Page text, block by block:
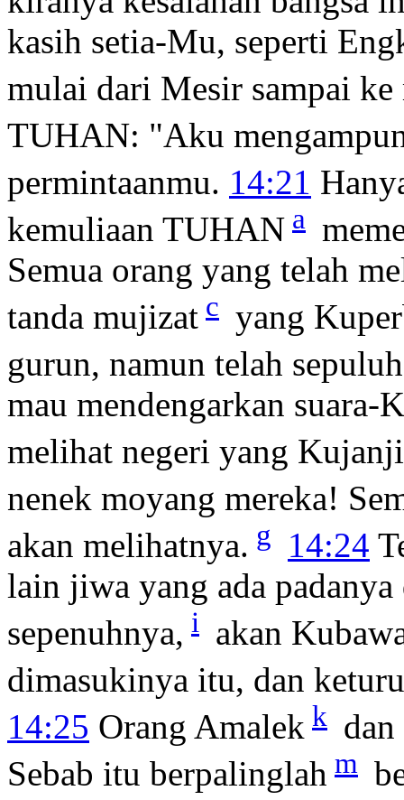
kasih setia-Mu, seperti
mulai dari Mesir sampai ke
TUHAN: "Aku
permintaanmu. 14:21
kemuliaan TUHAN a
Semua orang yang telah
tanda mujizat c yang
gurun, namun telah
mau mendengarkan suara-
melihat negeri yang
nenek moyang mereka!
akan melihatnya. g 14:24
lain jiwa yang ada
sepenuhnya, i
akan
dimasukinya itu, dan
14:25 Orang Amalek k
Sebab itu berpalinglah m